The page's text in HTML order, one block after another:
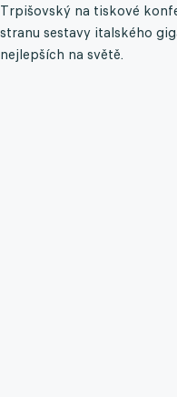
Trpišovský na tiskové
stranu sestavy italského
nejlepších na světě.